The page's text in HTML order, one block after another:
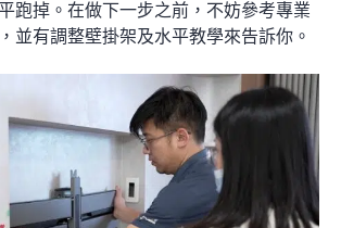
跑掉。在做下一步之前，不妨參考專業
並有調整壁掛架及水平教學來告訴你。